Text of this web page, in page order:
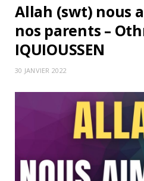
Allah (swt) nous
nos parents –
IQUIOUSSEN
30 JANVIER 2022